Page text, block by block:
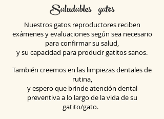
Saludables gatos
Nuestros gatos reproductores reciben
exámenes y evaluaciones según sea necesario
para confirmar su salud,
y su capacidad para producir gatitos sanos.
También creemos en las limpiezas dentales de
rutina,
y espero que brinde atención dental
preventiva a lo largo de la vida de su
gatito/gato.